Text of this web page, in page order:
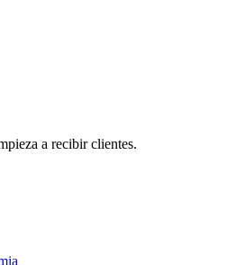
a recibir clientes.